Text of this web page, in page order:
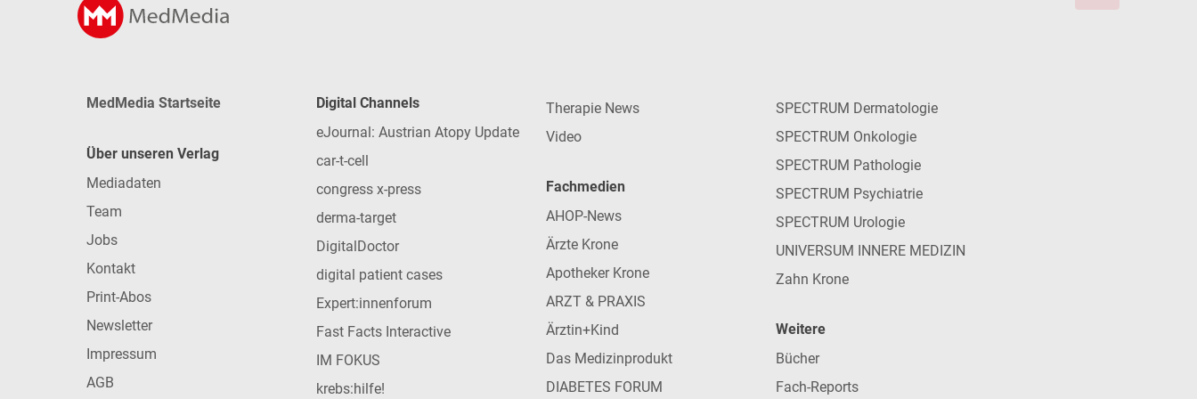
MedMedia Startseite
Über unseren Verlag
Mediadaten
Team
Jobs
Kontakt
Print-Abos
Newsletter
Impressum
AGB
Digital Channels
eJournal: Austrian Atopy Update
car-t-cell
congress x-press
derma-target
DigitalDoctor
digital patient cases
Expert:innenforum
Fast Facts Interactive
IM FOKUS
krebs:hilfe!
Therapie News
Video
Fachmedien
AHOP-News
Ärzte Krone
Apotheker Krone
ARZT & PRAXIS
Ärztin+Kind
Das Medizinprodukt
DIABETES FORUM
SPECTRUM Dermatologie
SPECTRUM Onkologie
SPECTRUM Pathologie
SPECTRUM Psychiatrie
SPECTRUM Urologie
UNIVERSUM INNERE MEDIZIN
Zahn Krone
Weitere
Bücher
Fach-Reports